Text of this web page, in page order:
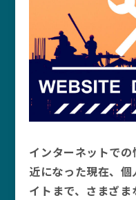
インターネットで
近になった現在、
イトまで、さまざ